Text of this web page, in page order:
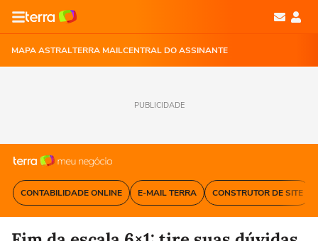
MAPA ASTRALTERRA MAILCENTRAL DO ASSINANTE
PUBLICIDADE
CONTABILIDADE ONLINE E-MAIL TERRA CONSTRUTOR DE SITE